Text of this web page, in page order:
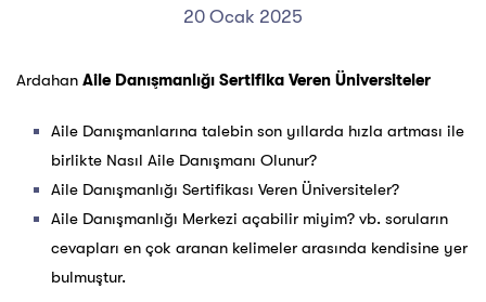
20 Ocak 2025
Ardahan Aile Danışmanlığı Sertifika Veren Üniversiteler
Aile Danışmanlarına talebin son yıllarda hızla artması ile
birlikte Nasıl Aile Danışmanı Olunur?
Aile Danışmanlığı Sertifikası Veren Üniversiteler?
Aile Danışmanlığı Merkezi açabilir miyim? vb. soruların
cevapları en çok aranan kelimeler arasında kendisine yer
bulmuştur.